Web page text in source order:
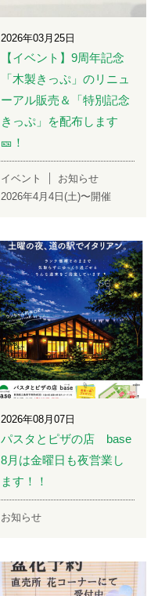
2026年03月25日
【イベント】9周年記念
「木製きっぷ」のリニュ
ーアル販売＆「特別記念
きっぷ」を配布します
🎫！
イベント
お知らせ
2026年4月4日(土)〜開催
2026年08月07日
パスタとピザの店 base
8月は金曜日も夜営業し
ます！！
お知らせ